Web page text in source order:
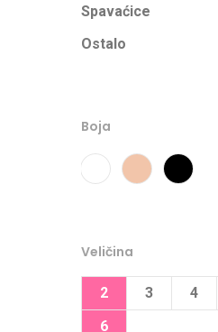
Spavaćice
Ostalo
Boja
Bela CipriaCrna
Veličina
2 3 4
6